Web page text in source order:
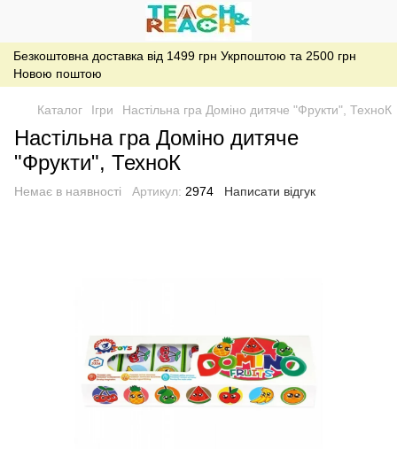
Безкоштовна доставка від 1499 грн Укрпоштою та 2500 грн
Новою поштою
Каталог Ігри Настільна гра Доміно дитяче "Фрукти", ТехноК
Настільна гра Доміно дитяче
"Фрукти", ТехноК
Немає в наявності Артикул: 2974 Написати відгук